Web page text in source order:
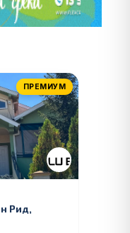
ПРЕМИУМ
Рид,